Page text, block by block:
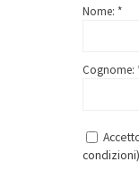
Nome: *
Cognome:
condizioni)